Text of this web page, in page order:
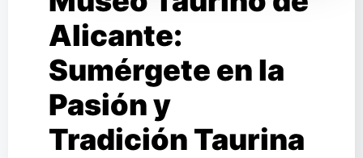
Alicante:
Sumérgete en la
Pasión y
Tradición Taurina